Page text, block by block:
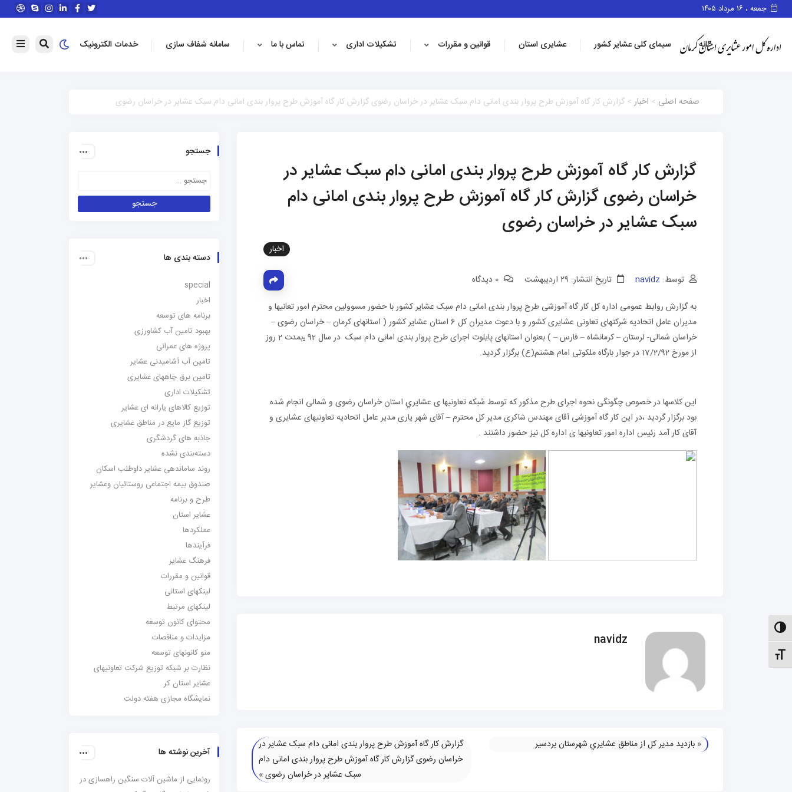
حالت کنتراست بالا
تنظیم اندازهٔ فونت
جمعه ، ۱۶ مرداد ۱۴۰۵
خانه سیمای کلی عشایر کشور عشایری استان قوانین و مقررات تشکیلات اداری تماس با ما سامانه شفاف سازی خدمات الکترونیک
صفحه اصلی > اخبار> گزارش کار گاه آموزش طرح پروار بندی امانی دام سبک عشایر در خراسان رضوی گزارش کار گاه آموزش طرح پروار بندی امانی دام سبک عشایر در خراسان رضوی
گزارش کار گاه آموزش طرح پروار بندی امانی دام سبک عشایر در
خراسان رضوی گزارش کار گاه آموزش طرح پروار بندی امانی دام
سبک عشایر در خراسان رضوی
اخبار
توسط: navidz تاریخ انتشار: ۲۹ اردیبهشت
به گزارش روابط عمومی اداره کل کار گاه آموزشی طرح پروار بندی امانی دام سبک عشایر کشور با حضور مسوولین محترم امور تعانیها و
مدیران عامل اتحادیه شرکتهای تعاونی عشایری کشور و با دعوت مدیران کل 6 استان عشایر کشور ( استانهای کرمان – خراسان رضوی –
خراسان شمالی- لرستان – کرمانشاه – فارس – ) بعنوان استانهای پایلوت اجرای طرح پروار بندی امانی دام سبک در سال 92
،
بمدت 2 روز
از مورخ 17/2/92 در جوار بارگاه ملکوتی امام هشتم
(ع)برگزار گرديد.
اين كلاسها در خصوص چگونگی نحوه اجرای طرح مذکور که توسط شبکه تعاونیها ی عشایري استان خراسان رضوی و شمالی انجام شده
بود برگزار گردید ،در این کار گاه آموزشی آقای مهندس شاکری مدیر کل محترم – آقای شهر یاری مدیر عامل اتحادیه تعاونیهای عشایری و
آقای کار آمد رئیس اداره امور تعاونیها ی اداره کل نیز حضور داشتند .
navidz
« بازديد مدير كل از مناطق عشايري شهرستان بردسير
گزارش کار گاه آموزش طرح پروار بندی امانی دام سبک عشایر در
خراسان رضوی گزارش کار گاه آموزش طرح پروار بندی امانی دام
سبک عشایر در خراسان رضوی»
جستجو
دسته بندی ها
special
اخبار
برنامه های توسعه
بهبود تامین آب کشاورزی
پروژه های عمرانی
تامین آب آشامیدنی عشایر
تامین برق چاههای عشایری
تشکیلات اداری
توزیع کالاهای یارانه ای عشایر
توزیع گاز مایع در مناطق عشایری
جاذبه های گردشگری
دسته‌بندی نشده
روند ساماندهی عشایر داوطلب اسکان
صندوق بیمه اجتماعی روستائیان وعشایر
طرح و برنامه
عشایر استان
عملکردها
فرآیندها
فرهنگ عشایر
قوانین و مقررات
لینکهای استانی
لینکهای مرتبط
محتوای کانون توسعه
مزایدات و مناقصات
منو کانونهای توسعه
نظارت بر شبکه توزیع شرکت تعاونیهای
عشایر استان کر
نمایشگاه مجازی هفته دولت
آخرین نوشته ها
رونمایی از ماشین آلات سنگین راهسازی در